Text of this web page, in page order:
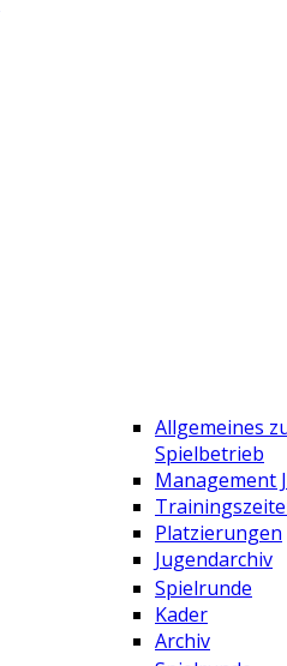
Allgemeines
Spielbetrieb
Management
Platzierungen
Jugendarchiv
Spielrunde
Kader
Archiv